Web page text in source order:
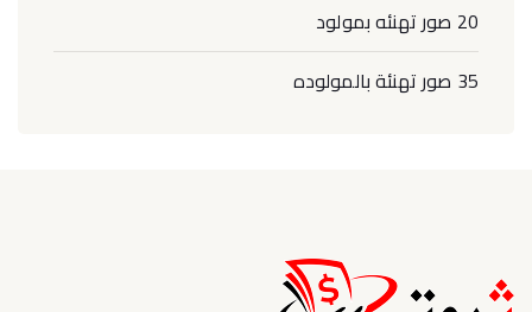
20 صور تهنئه بمولود
35 صور تهنئة بالمولوده